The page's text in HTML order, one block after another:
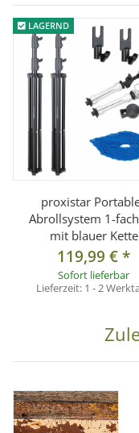
Lieferumfang:
1x Hintergrundkarton
LAGERND
proxistar
Abrollsystem 1-
mit blauer Kette
119,99 €*
Sofort lieferbar
Lieferzeit: 1 - 2